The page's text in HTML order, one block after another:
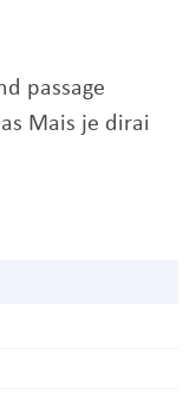
passage
Mais je dirai